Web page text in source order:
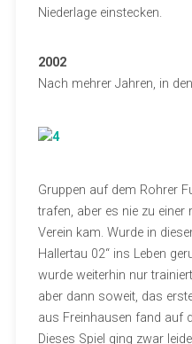
Niederlage einstecken.
2002
Nach mehrer Jahren, in
Gruppen auf dem Rohrer
trafen, aber es nie zu
Verein kam. Wurde in
Hallertau 02“ ins Leben
wurde weiterhin nur
aber dann soweit, das
aus Freinhausen fand auf
Dieses Spiel ging zwar